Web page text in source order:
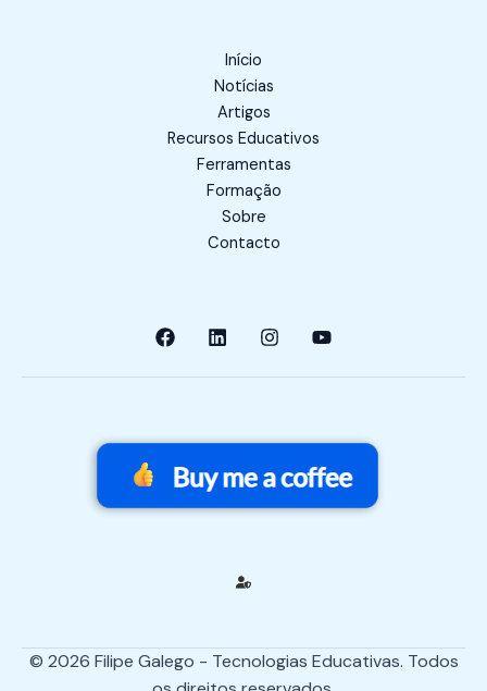
Início
Notícias
Artigos
Recursos Educativos
Ferramentas
Formação
Sobre
Contacto
© 2026 Filipe Galego - Tecnologias Educativas. Todos